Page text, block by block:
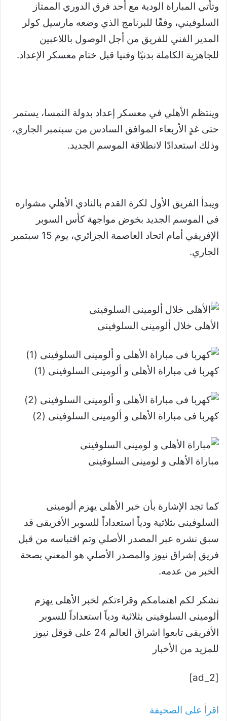
وتأتي المباراة الودية مع أحد فرق الدوري الممتاز
السلوفيني، وفقًا للبرنامج الذي وضعه مارسيل كولر
المدير الفني للفريق من أجل الوصول باللاعبين
للجاهزية الكاملة بدنيًا وفنيا قبل ختام معسكر الإعداد.
وينتظم الأهلي في معسكر إعداد بدولة النمسا، يستمر
حتى غدٍ الأربعاء الموافق السادس من سبتمبر الجاري،
وذلك استعدادًا لانطلاقة الموسم الجديد.
ويبدأ الفريق الأول لكرة القدم بالنادي الأهلي مشواره
في الموسم الجديد بخوض مواجهة كأس السوبر
الإفريقي أمام اتحاد العاصمة الجزائري، يوم 15 سبتمبر
الجاري.
الأهلى خلال ألومينى السلوفينى
كهربا فى مباراة الأهلى و ألومينى السلوفينى (1)
كهربا فى مباراة الأهلى و ألومينى السلوفينى (2)
مباراة الأهلى و لومينى السلوفينى
كما تجد الإشارة بأن خبر الأهلى يهزم ألومينى
السلوفينى بثلاثية ودياً استعداداً للسوبر الأفريقى قد
سبق نشره عبر المصدر الأصلي وتم اقتباسه من قبل
فريق إشراق نيوز والمصدر الأصلي هو المعني بصحة
الخبر من عدمه.
نشكر لكم اهتمامكم وقراءتكم لخبر الأهلى يهزم
ألومينى السلوفينى بثلاثية ودياً استعداداً للسوبر
الأفريقى تابعوا اشراق العالم 24 على قوقل نيوز
للمزيد من الأخبار
[ad_2]
اقرأ على الصحيفة